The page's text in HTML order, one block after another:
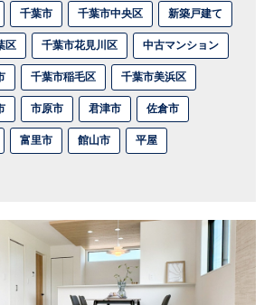
千葉市 千葉市中央区 新築戸建て
区 千葉市花見川区 中古マンション
千葉市稲毛区 千葉市美浜区
市原市 君津市 佐倉市
富里市 館山市 平屋